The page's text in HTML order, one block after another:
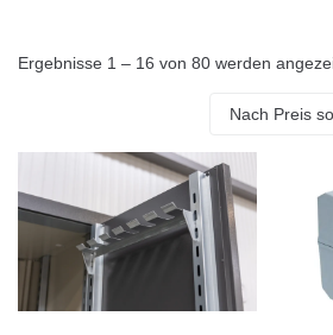
Ergebnisse 1 – 16 von 80 werden